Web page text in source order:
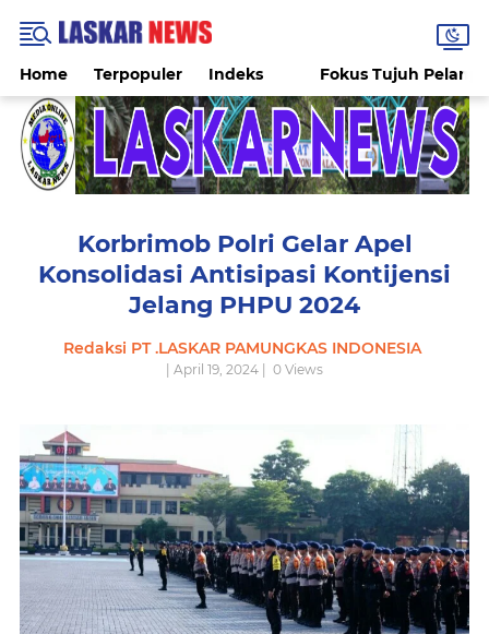
Home Terpopuler Indeks Fokus Tujuh
Korbrimob Polri Gelar Apel
Konsolidasi Antisipasi Kontijensi
Jelang PHPU 2024
Redaksi PT .LASKAR PAMUNGKAS INDONESIA
| April 19, 2024 | 0 Views